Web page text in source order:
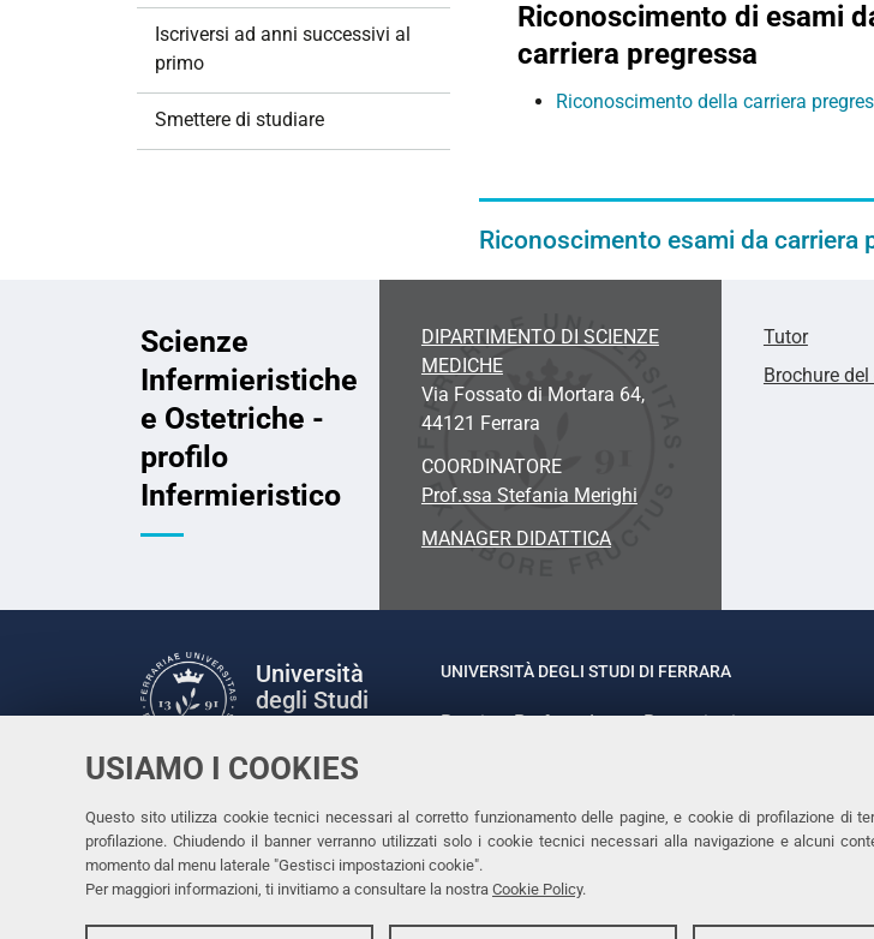
USIAMO I COOKIES
Questo sito utilizza cookie tecnici necessari al corretto funzionamento delle pagine, e cookie di profilazione di
profilazione. Chiudendo il banner verranno utilizzati solo i cookie tecnici necessari alla navigazione e alcuni
momento dal menu laterale "Gestisci impostazioni cookie".
Per maggiori informazioni, ti invitiamo a consultare la nostra Cookie Policy.
Riconoscimento di esami
carriera pregressa
Riconoscimento della carriera
Riconoscimento esami da carriera
Iscriversi ad anni successivi al
primo
Smettere di studiare
Scienze
Infermieristiche
e Ostetriche -
profilo
Infermieristico
DIPARTIMENTO DI SCIENZE
MEDICHE
Via Fossato di Mortara 64,
44121 Ferrara
COORDINATORE
Prof.ssa Stefania Merighi
MANAGER DIDATTICA
Tutor
Brochure
Università
degli Studi
Facebook
LinkedinInstagram
Youtube
UNIVERSITÀ DEGLI STUDI DI FERRARA
Rettrice: Prof.ssa Laura Ramaciotti